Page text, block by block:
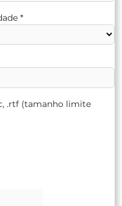
*
.rtf (tamanho limite